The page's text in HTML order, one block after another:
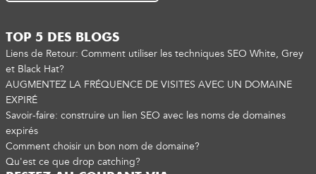
TOP 5 DES BLOGS
Liens de Retour: Comment utiliser les techniques SEO White, Grey
et Black Hat?
AUGMENTEZ LA FRÉQUENCE DE VISITES AVEC UN DOMAINE
EXPIRÉ
Savoir-faire: construire un lien SEO avec les noms de domaines
expirés
Comment choisir un bon nom de domaine?
Qu'est ce que drop catching?